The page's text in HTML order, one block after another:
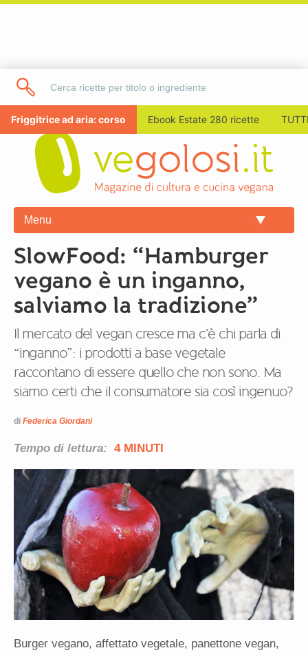
Friggitrice ad aria: corso Ebook Estate 280 ricette
Menu
SlowFood: “Hamburger
vegano è un inganno,
salviamo la tradizione”
Il mercato del vegan cresce ma c’è chi parla di
“inganno”: i prodotti a base vegetale
raccontano di essere quello che non sono. Ma
siamo certi che il consumatore sia così ingenuo?
di Federica Giordani
Tempo di lettura: 4 MINUTI
Burger vegano, affettato vegetale, panettone vegan,